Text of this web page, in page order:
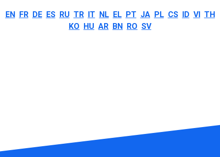
EN FR DE ES RU TR IT NL EL PT JA PL CS ID VI TH
KO HU AR BN RO SV